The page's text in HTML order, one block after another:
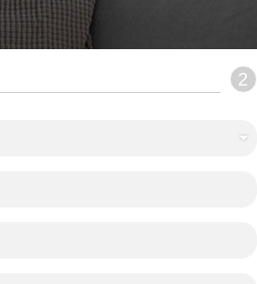
FORMULAIRE : 2